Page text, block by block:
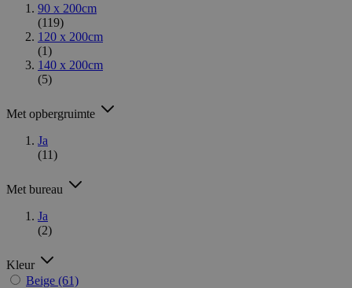
90 x 200cm
(119)
120 x 200cm
(1)
140 x 200cm
(5)
Met opbergruimte
Ja
(11)
Met bureau
Ja
(2)
Kleur
Beige (61)